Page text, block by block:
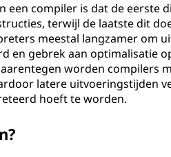
compiler is dat de eerste
terwijl de laatste dit
meestal langzamer om
en gebrek aan optimalisatie
worden compilers
latere uitvoeringstijden
hoeft te worden.